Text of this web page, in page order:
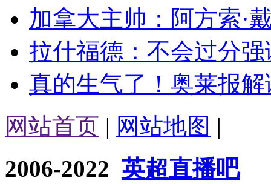
加拿大主帅：阿方索·
拉什福德：不会过分
真的生气了！奥莱报
网站首页 | 网站地图 |
2006-2022 英超直播吧